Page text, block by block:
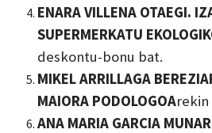
ENARA VILLENA OTAEGI.
SUPERMERKATU
deskontu-bonu bat.
MIKEL ARRILLAGA
MAIORA PODOLOGOArekin
ANA MARIA GARCIA